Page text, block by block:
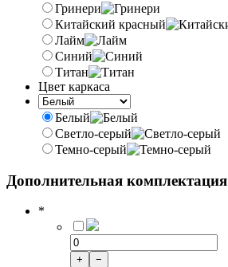
Гринери
Китайский красный
Лайм
Синий
Титан
Цвет каркаса
Белый
Светло-серый
Темно-серый
Дополнительная комплектация
*
+ −